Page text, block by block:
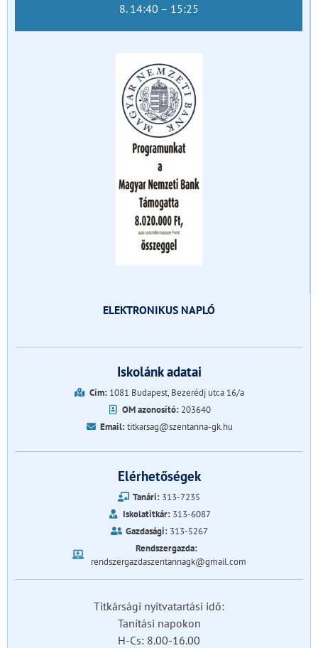
8. 14:40 – 15:25
ELEKTRONIKUS NAPLÓ
Iskolánk adatai
Cím:1081 Budapest, Bezerédj utca 16/a
OM azonosító: 203640
Email:titkarsag@szentanna-gk.hu
Elérhetőségek
Tanári: 313-7235
Iskolatitkár:313-6087
Gazdasági:313-5267
Rendszergazda:
rendszergazdaszentannagk@gmail.com
Titkársági nyitvatartási idő:
Tanítási napokon
H-Cs: 8.00-16.00